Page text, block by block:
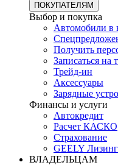
ПОКУПАТЕЛЯМ
Выбор и покупка
Автомобили в
Получить
Записаться на
Трейд-ин
Аксессуары
Зарядные
Финансы и услуги
Автокредит
Расчет КАСКО
Страхование
GEELY Лизинг
ВЛАДЕЛЬЦАМ